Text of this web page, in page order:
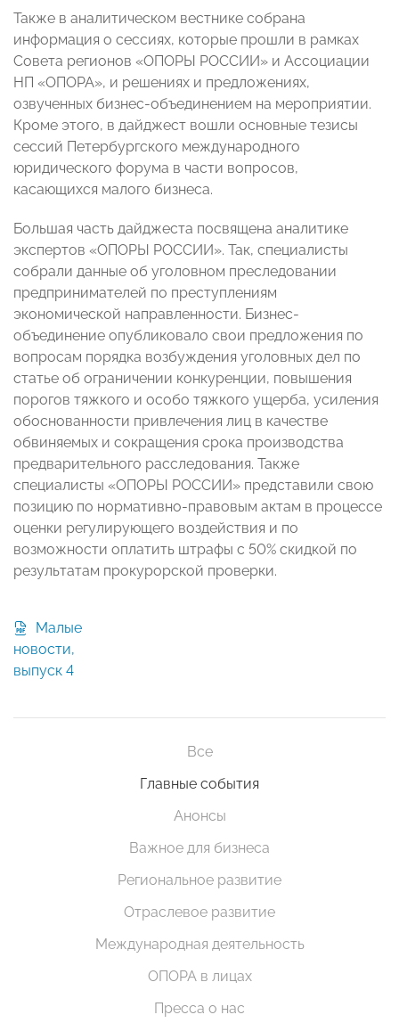
Также в аналитическом вестнике собрана
информация о сессиях, которые прошли в рамках
Совета регионов «ОПОРЫ РОССИИ» и Ассоциации
НП «ОПОРА», и решениях и предложениях,
озвученных бизнес-объединением на мероприятии.
Кроме этого, в дайджест вошли основные тезисы
сессий Петербургского международного
юридического форума в части вопросов,
касающихся малого бизнеса.
Большая часть дайджеста посвящена аналитике
экспертов «ОПОРЫ РОССИИ». Так, специалисты
собрали данные об уголовном преследовании
предпринимателей по преступлениям
экономической направленности. Бизнес-
объединение опубликовало свои предложения по
вопросам порядка возбуждения уголовных дел по
статье об ограничении конкуренции, повышения
порогов тяжкого и особо тяжкого ущерба, усиления
обоснованности привлечения лиц в качестве
обвиняемых и сокращения срока производства
предварительного расследования. Также
специалисты «ОПОРЫ РОССИИ» представили свою
позицию по нормативно-правовым актам в процессе
оценки регулирующего воздействия и по
возможности оплатить штрафы с 50% скидкой по
результатам прокурорской проверки.
новости,
выпуск 4
Все
Главные события
Анонсы
Важное для бизнеса
Региональное развитие
Отраслевое развитие
Международная деятельность
ОПОРА в лицах
Пресса о нас